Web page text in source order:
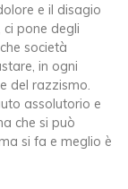
e il disagio
ci pone degli
società
in ogni
del razzismo.
assolutorio e
che si può
si fa e meglio è